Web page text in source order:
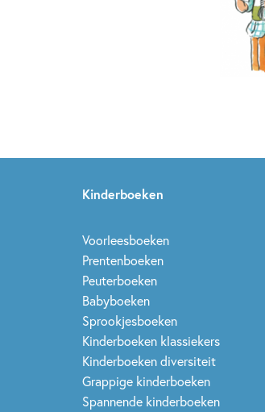
Kinderboeken
Voorleesboeken
Prentenboeken
Peuterboeken
Babyboeken
Sprookjesboeken
Kinderboeken klassiekers
Kinderboeken diversiteit
Grappige kinderboeken
Spannende kinderboeken